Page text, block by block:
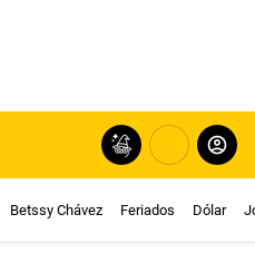
Betssy Chávez Feriados Dólar